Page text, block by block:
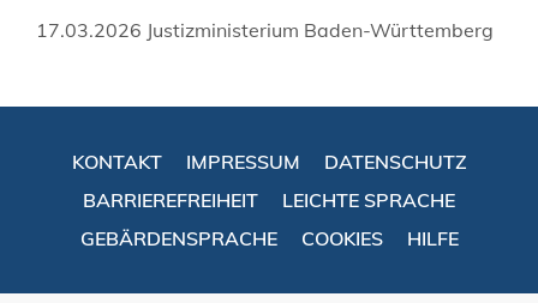
17.03.2026 Justizministerium Baden-Württemberg
KONTAKT IMPRESSUM
DATENSCHUTZ
BARRIEREFREIHEIT
LEICHTE SPRACHE
GEBÄRDENSPRACHE
COOKIES HILFE